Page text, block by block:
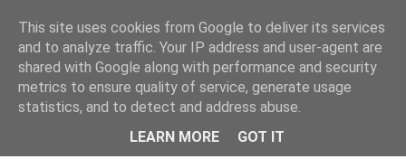
A.R.J. Macedónia ESC2014 Macedónia
This site uses cookies from Google to deliver its services
and to analyze traffic. Your IP address and user-agent are
shared with Google along with performance and security
metrics to ensure quality of service, generate usage
statistics, and to detect and address abuse.
LEARN MORE
GOT IT